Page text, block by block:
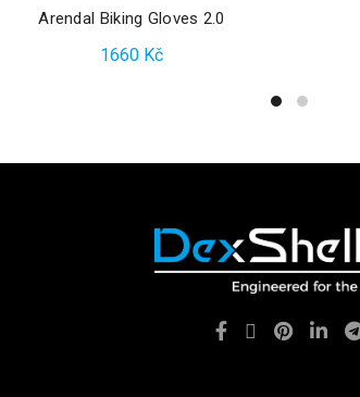
Arendal Biking Gloves 2.0
1660 Kč